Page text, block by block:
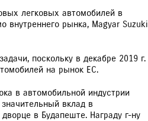
легковых автомобилей в
внутреннего рынка, Magyar Suzuki
поскольку в декабре 2019 г.
на рынок ЕС.
в автомобильной индустрии
вклад в
в Будапеште. Награду г-ну